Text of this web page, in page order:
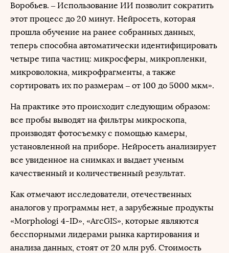
Воробьев. – Использование ИИ позволит сократить
этот процесс до 20 минут. Нейросеть, которая
прошла обучение на ранее собранных данных,
теперь способна автоматически идентифицировать
четыре типа частиц: микросферы, микропленки,
микроволокна, микрофрагменты, а также
сортировать их по размерам – от 100 до 5000 мкм».
На практике это происходит следующим образом:
все пробы выводят на фильтры микроскопа,
производят фотосъемку с помощью камеры,
установленной на приборе. Нейросеть анализирует
все увиденное на снимках и выдает ученым
качественный и количественный результат.
Как отмечают исследователи, отечественных
аналогов у программы нет, а зарубежные продукты
«Morphologi 4-ID», «ArcGIS», которые являются
бесспорными лидерами рынка картирования и
анализа данных, стоят от 20 млн руб. Стоимость